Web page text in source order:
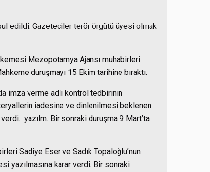
edildi. Gazeteciler terör örgütü üyesi olmak
Mezopotamya Ajansı muhabirleri
duruşmayı 15 Ekim tarihine bıraktı.
imza verme adli kontrol tedbirinin
iadesine ve dinlenilmesi beklenen
yazılm. Bir sonraki duruşma 9 Mart’ta
Sadiye Eser ve Sadık Topaloğlu’nun
yazılmasına karar verdi. Bir sonraki